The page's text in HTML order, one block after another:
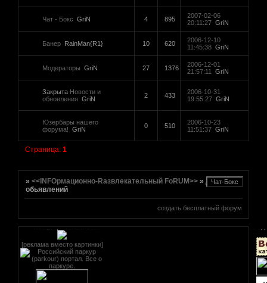
Чат - Бокс GriN 4 895
2007-02-06
20:11:27 GriN
Банер RainMan{R1} 10 620
2006-12-10
11:45:38 GriN
Модераторы GriN 27 1376
2006-12-01
21:57:11
GriN
Закрыта Новости и
обновления
GriN 2 433
2006-10-31
19:55:27 GriN
Юзербары нашего
форума!
GriN 0 510
2006-10-23
11:51:37 GriN
Страница:1
»<<INFOрмационно-Rазвлекательный FoRUM>> »Доска
обьявлений
создать бесплатный форум
[реклама вместо картинки]
href="http://altmetal.mybb.ru"
target=AltmetalForum>
[реклама вместо картинки]
[реклама вместо картинки]